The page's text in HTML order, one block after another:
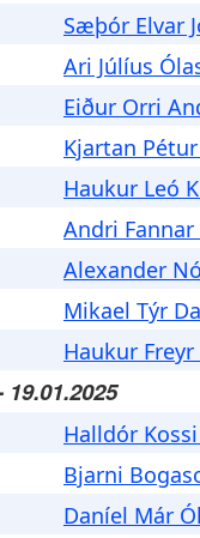
Sæþór Elvar
Ari Júlíus
Eiður Orri
Kjartan
Haukur Leó
Andri
Alexander
Mikael Týr
Haukur
Halldór
Bjarni
Daníel Már